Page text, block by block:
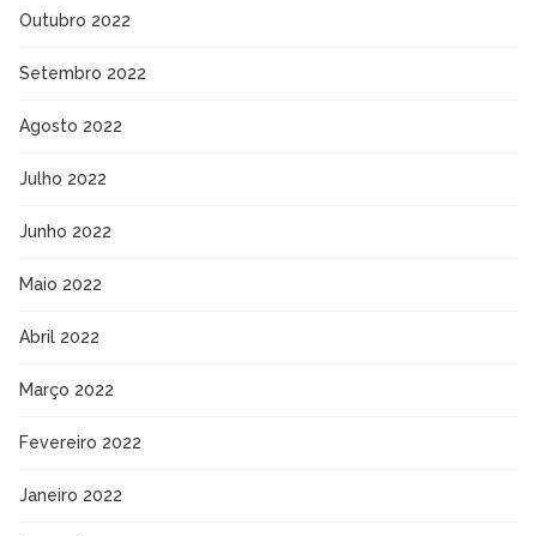
Outubro 2022
Setembro 2022
Agosto 2022
Julho 2022
Junho 2022
Maio 2022
Abril 2022
Março 2022
Fevereiro 2022
Janeiro 2022